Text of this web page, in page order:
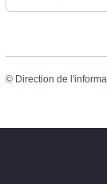
© Direction de